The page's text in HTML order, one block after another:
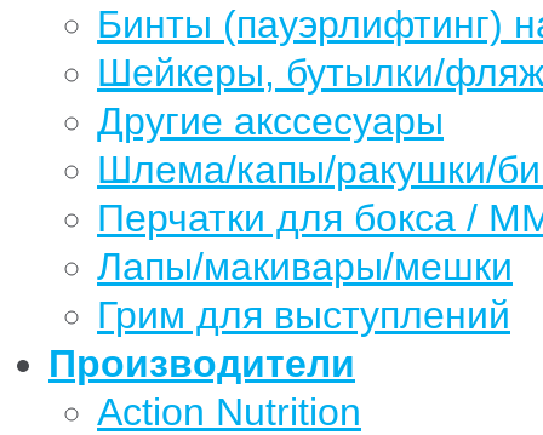
Бинты (пауэрлифтинг)
Шейкеры, бутылки/
Другие акссесуары
Шлема/капы/ракушки/
Перчатки для бокса /
Лапы/макивары/мешки
Грим для выступлений
Производители
Action Nutrition